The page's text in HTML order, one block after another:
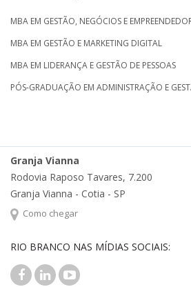
MBA EM GESTÃO, NEGÓCIOS E
MBA EM GESTÃO E MARKETING DIGITAL
MBA EM LIDERANÇA E GESTÃO DE PESSOAS
PÓS-GRADUAÇÃO EM ADMINISTRAÇÃO E
Granja Vianna
Rodovia Raposo Tavares, 7.200
Granja Vianna - Cotia - SP
Como chegar
RIO BRANCO NAS MÍDIAS SOCIAIS: